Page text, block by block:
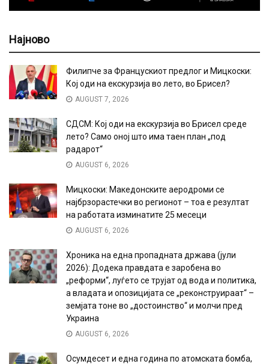
Најново
Филипче за Францускиот предлог и Мицкоски:
Кој оди на екскурзија во лето, во Брисел?
AUGUST 7, 2026
СДСМ: Кој оди на екскурзија во Брисел среде
лето? Само оној што има таен план „под
радарот“
AUGUST 6, 2026
Мицкоски: Македонските аеродроми се
најбрзорастечки во регионот – тоа е резултат
на работата изминатите 25 месеци
AUGUST 6, 2026
Хроника на една пропадната држава (јули
2026): Додека правдата е заробена во
„реформи“, луѓето се трујат од вода и политика,
а владата и опозицијата се „реконструираат“ –
земјата тоне во „достоинство“ и молчи пред
Украина
AUGUST 6, 2026
Осумдесет и една година по атомската бомба,